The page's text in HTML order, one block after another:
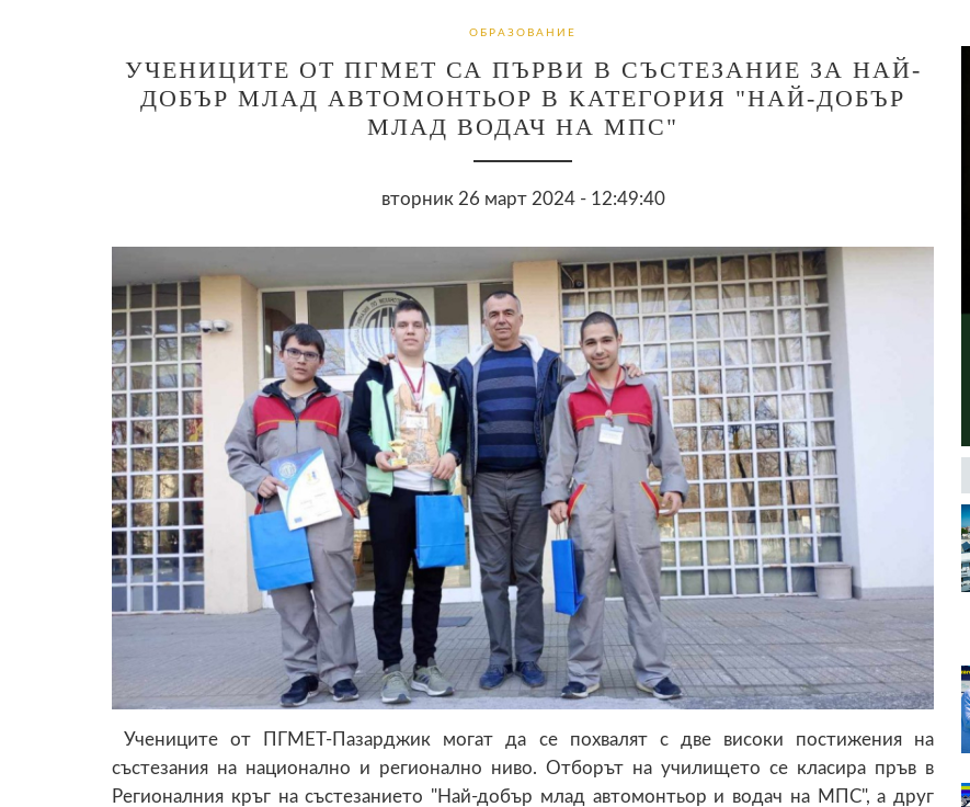
ОБРАЗОВАНИЕ
УЧЕНИЦИТЕ ОТ ПГМЕТ СА ПЪРВИ В СЪСТЕЗАНИЕ ЗА НАЙ-
ДОБЪР МЛАД АВТОМОНТЬОР В КАТЕГОРИЯ "НАЙ-ДОБЪР
МЛАД ВОДАЧ НА МПС"
вторник 26 март 2024 - 12:49:40
Учениците от ПГМЕТ-Пазарджик могат да се похвалят с две високи постижения на
състезания на национално и регионално ниво. Отборът на училището се класира пръв в
Регионалния кръг на състезанието "Най-добър млад автомонтьор и водач на МПС", а друг